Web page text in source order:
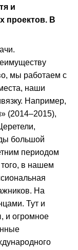
и
проектов. В
мы работаем с
наши
Например,
(2014–2015),
большой
периодом
в нашем
На
Тут и
и огромное